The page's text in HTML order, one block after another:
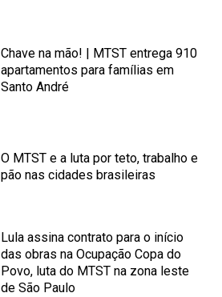
Chave na mão! | MTST entrega 910
apartamentos para famílias em
Santo André
O MTST e a luta por teto, trabalho e
pão nas cidades brasileiras
Lula assina contrato para o início
das obras na Ocupação Copa do
Povo, luta do MTST na zona leste
de São Paulo